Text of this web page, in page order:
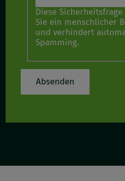
Diese
Sie ein menschlicher
und verhindert
Spamming.